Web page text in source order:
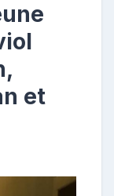
et